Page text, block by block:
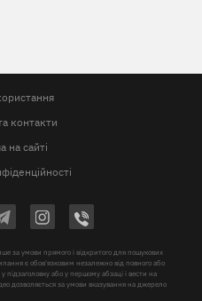
контакти
на сайті
за умови прямого і відкритого для пошукових
є обов'язковим незалежно від повного або
або у першому абзаці і вести на
дозволяється за умови вказування на джерело